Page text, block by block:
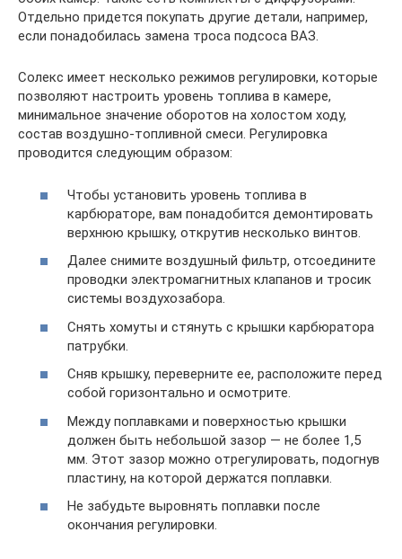
Отдельно придется покупать другие детали, например,
если понадобилась замена троса подсоса ВАЗ.
Солекс имеет несколько режимов регулировки, которые
позволяют настроить уровень топлива в камере,
минимальное значение оборотов на холостом ходу,
состав воздушно-топливной смеси. Регулировка
проводится следующим образом:
Чтобы установить уровень топлива в
карбюраторе, вам понадобится демонтировать
верхнюю крышку, открутив несколько винтов.
Далее снимите воздушный фильтр, отсоедините
проводки электромагнитных клапанов и тросик
системы воздухозабора.
Снять хомуты и стянуть с крышки карбюратора
патрубки.
Сняв крышку, переверните ее, расположите перед
собой горизонтально и осмотрите.
Между поплавками и поверхностью крышки
должен быть небольшой зазор — не более 1,5
мм. Этот зазор можно отрегулировать, подогнув
пластину, на которой держатся поплавки.
Не забудьте выровнять поплавки после
окончания регулировки.